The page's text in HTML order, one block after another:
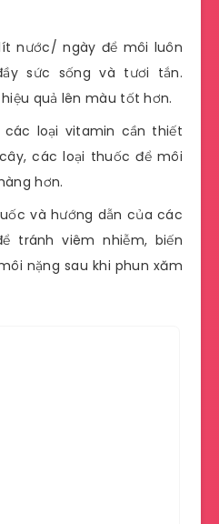
nước/ ngày để môi luôn
sức sống và tươi tắn.
quả lên màu tốt hơn.
các loại vitamin cần thiết
các loại thuốc để môi
hơn.
và hướng dẫn của các
tránh viêm nhiễm, biến
nặng sau khi phun xăm